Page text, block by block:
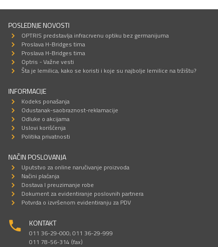
POSLEDNJE NOVOSTI
OPTRIS predstavlja infracrvenu optiku bez germanijuma
Proslava H-Bridges tima
Proslava H-Bridges tima
Optris - Važne vesti
Šta je lemilica, kako se koristi i koje su najbolje lemilice na tržištu?
INFORMACIJE
Kodeks ponašanja
Odustanak-saobraznost-reklamacije
Odluke o akcijama
Uslovi korišćenja
Politika privatnosti
NAČIN POSLOVANJA
Uputstvo za online naručivanje proizvoda
Načini plaćanja
Dostava I preuzimanje robe
Dokument za evidentiranje poslovnih partnera
Potvrda o izvršenom evidentiranju za PDV
KONTAKT
011 36-29-000; 011 36-29-999
011 78-56-314 (fax)